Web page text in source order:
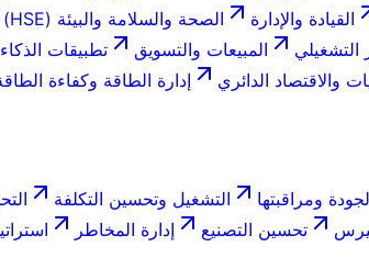
القيادة والإدارة الصحة والسلامة والبيئة (HSE)
التشغيلي المبيعات والتسويق تطبيقات
والاقتصاد الدائري إدارة الطاقة وكفاءة
ومراقبتها التشغيل وتحسين التكلفة
تحسين التصنيع إدارة المخاطر